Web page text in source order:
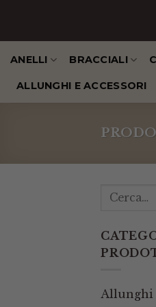
contenuto
ANELLI BRACCIALI
ALLUNGHI E ACCESSORI
Allunghi